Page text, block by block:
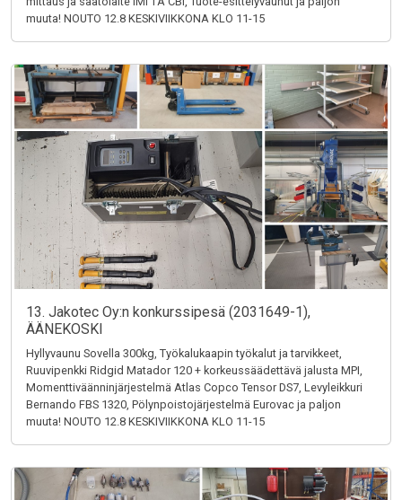
muuta! NOUTO 12.8 KESKIVIIKKONA KLO 11-15
13. Jakotec Oy:n konkurssipesä (2031649-1),
ÄÄNEKOSKI
Hyllyvaunu Sovella 300kg, Työkalukaapin työkalut ja tarvikkeet,
Ruuvipenkki Ridgid Matador 120 + korkeussäädettävä jalusta MPI,
Momenttiväänninjärjestelmä Atlas Copco Tensor DS7, Levyleikkuri
Bernando FBS 1320, Pölynpoistojärjestelmä Eurovac ja paljon
muuta! NOUTO 12.8 KESKIVIIKKONA KLO 11-15